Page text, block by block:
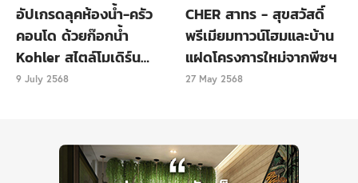
อัปเกรดลุคห้องน้ำ-ครัว
คอนโด ด้วยก๊อกน้ำ
Kohler สไตล์โมเดิร์น
เรียบหรู
9 July 2568
CHER สาทร - สุขสวัสดิ์
พรีเมียมทาวน์โฮมและบ้าน
แฝดโครงการใหม่จากพีซฯ
27 May 2568